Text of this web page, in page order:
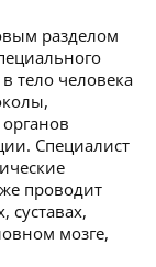
разделом
тело человека
Специалист
проводит
суставах,
мозге,